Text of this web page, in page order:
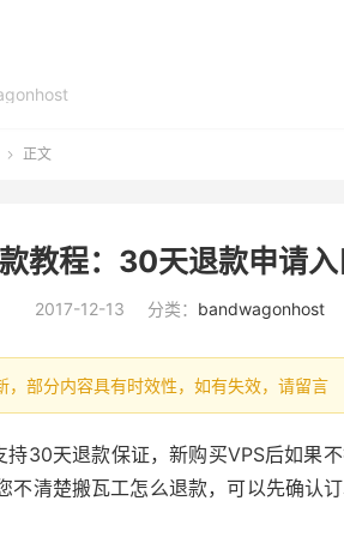
 正文
教程：30天退款申请
2017-12-13 分类： bandwagonhost
部分内容具有时效性，如有失效，请留言
30天退款保证，新购买VPS后如果
不清楚搬瓦工怎么退款，可以先确认